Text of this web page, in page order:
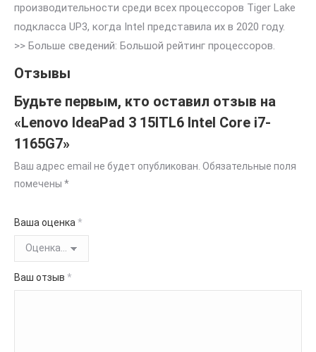
производительности среди всех процессоров Tiger Lake
подкласса UP3, когда Intel представила их в 2020 году.
>> Больше сведений: Большой рейтинг процессоров.
Отзывы
Будьте первым, кто оставил отзыв на
«Lenovo IdeaPad 3 15ITL6 Intel Core i7-
1165G7»
Ваш адрес email не будет опубликован. Обязательные поля
помечены *
Ваша оценка *
Ваш отзыв *